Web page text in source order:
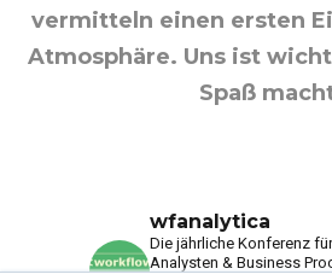
vermitteln einen ersten
Atmosphäre. Uns ist
Spaß
wfanalytica
Die jährliche Konferenz
Analysten & Business